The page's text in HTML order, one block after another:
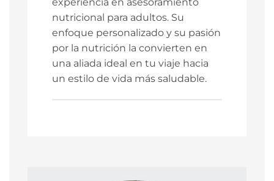
nutricional para adultos. Su
enfoque personalizado y su pasión
por la nutrición la convierten en
una aliada ideal en tu viaje hacia
un estilo de vida más saludable.